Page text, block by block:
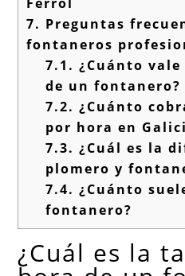
7. Preguntas
fontaneros
7.1. ¿Cuánto
de un fontanero?
7.2. ¿Cuánto
por hora en
7.3. ¿Cuál es la
plomero y
7.4. ¿Cuánto
fontanero?
¿Cuál es la